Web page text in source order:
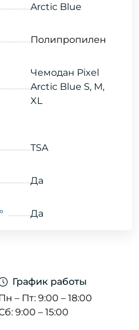
Arctic Blue
Полипропилен
Чемодан Pixel
Arctic Blue S, M,
XL
TSA
Да
Да
График работы
– Пт: 9:00 – 18:00
9:00 – 15:00